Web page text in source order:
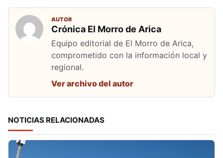
AUTOR
Crónica El Morro de Arica
Equipo editorial de El Morro de Arica,
comprometido con la información local y
regional.
Ver archivo del autor
NOTICIAS RELACIONADAS